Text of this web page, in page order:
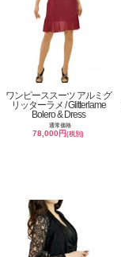
ワンピーススーツ アルミグ
リッターラメ / Glitterlame
Bolero & Dress
通常価格
78,000円(税別)